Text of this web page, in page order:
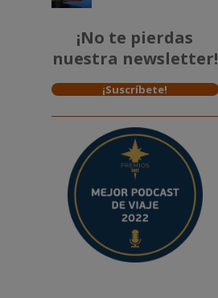
¡No te pierdas
nuestra newsletter!
¡Suscríbete!